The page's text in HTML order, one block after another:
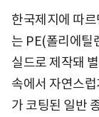
한국제지에 따르
는 PE(폴리에틸
실드로 제작돼
속에서 자연스
가 코팅된 일반